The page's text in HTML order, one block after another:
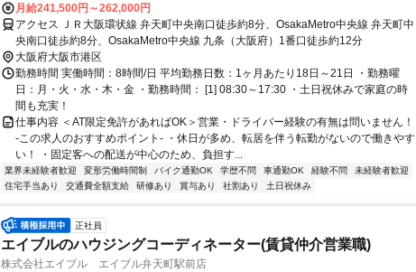
月給241,500円～262,000円
アクセス ＪＲ大阪環状線 弁天町中央南口徒歩約8分、OsakaMetro中央線 弁天町中
央南口徒歩約8分、OsakaMetro中央線 九条（大阪府）1番口徒歩約12分
大阪府大阪市港区
勤務時間 実働時間：8時間/日 平均勤務日数：1ヶ月あたり18日～21日 ・勤務曜
日：月・火・水・木・金 ・勤務時間： [1] 08:30～17:30 ・土日祝休みで家庭の時
間も充実！
仕事内容 ＜AT限定免許があればOK＞営業・ドライバー経験の有無は問いません！
-この求人のおすすめポイント- ・休日が多め、転居を伴う転勤がないので働きやす
い！ ・固定客への配送が中心のため、負担す...
業界未経験者歓迎 変形労働時間制 バイク通勤OK 学歴不問 車通勤OK 経験不問
未経験者歓迎
住宅手当あり
交通費全額支給 研修あり 賞与あり 社割あり 土日祝休み
正社員
エイブルのハウジングコーディネーター(賃貸仲介営業職)
株式会社エイブル エイブル弁天町駅前店